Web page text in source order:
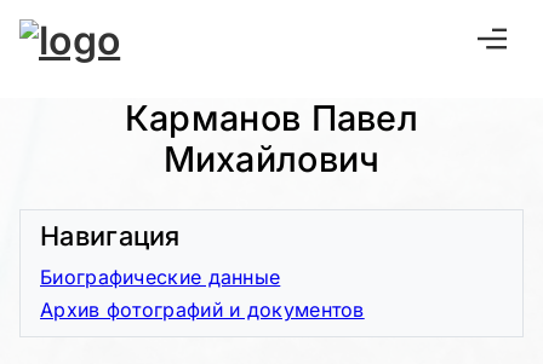
Карманов Павел
Михайлович
Навигация
Биографические данные
Архив фотографий и документов